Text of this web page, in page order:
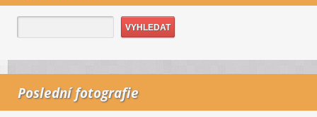
Poslední fotografie